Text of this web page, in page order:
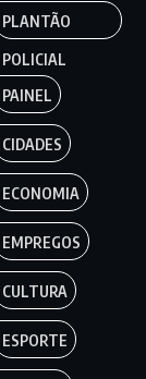
PLANTÃO
POLICIAL
PAINEL
CIDADES
ECONOMIA
EMPREGOS
CULTURA
ESPORTE